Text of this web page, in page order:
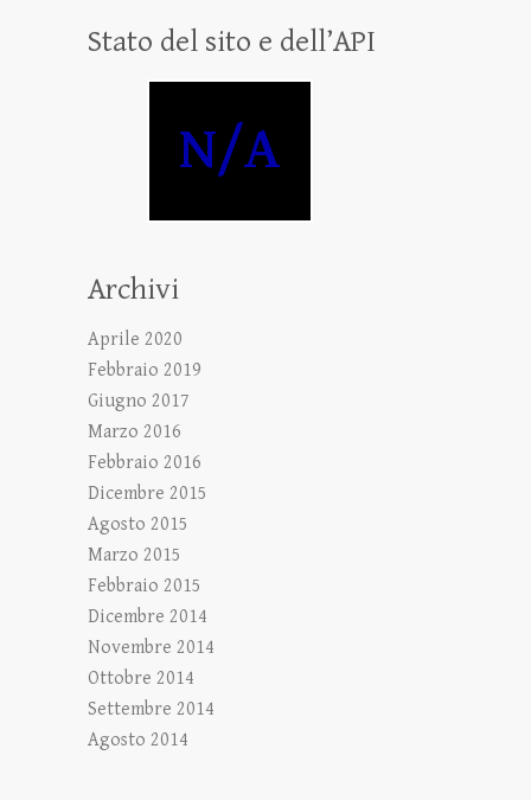
Stato del sito e dell’API
N/A
Archivi
Aprile 2020
Febbraio 2019
Giugno 2017
Marzo 2016
Febbraio 2016
Dicembre 2015
Agosto 2015
Marzo 2015
Febbraio 2015
Dicembre 2014
Novembre 2014
Ottobre 2014
Settembre 2014
Agosto 2014